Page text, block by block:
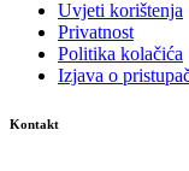
Uvjeti korištenja
Privatnost
Politika kolačića
Izjava o
Kontakt